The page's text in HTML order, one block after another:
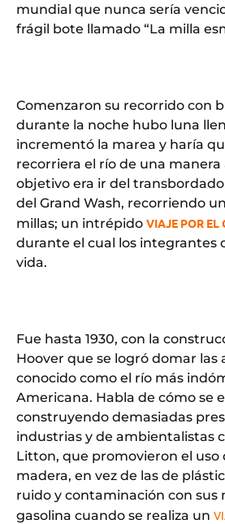
mundial que nunca sería
frágil bote llamado “La milla
Comenzaron su recorrido con
durante la noche hubo luna
incrementó la marea y haría
recorriera el río de una manera
objetivo era ir del
del Grand Wash, recorriendo
millas; un intrépido VIAJE POR EL
durante el cual los integrantes
vida.
Fue hasta 1930, con la
Hoover que se logró domar las
conocido como el río más
Americana. Habla de cómo se
construyendo demasiadas
industrias y de ambientalistas
Litton, que promovieron el uso
madera, en vez de las de
ruido y contaminación con sus
gasolina cuando se realiza un